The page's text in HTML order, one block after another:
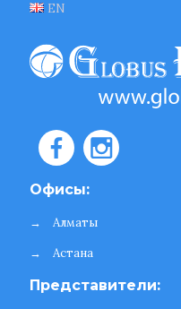
EN
Офисы:
→
Алматы
→
Астана
Представители: